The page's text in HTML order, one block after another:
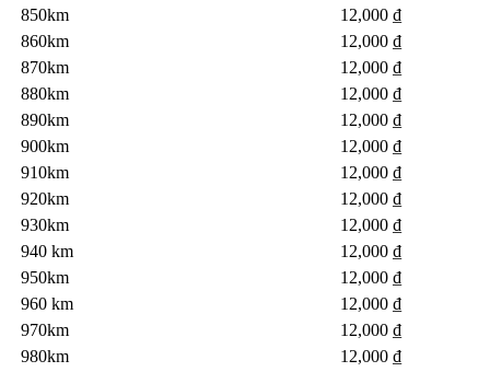
850km
12,000 ₫
860km
12,000 ₫
870km
12,000 ₫
880km
12,000 ₫
890km
12,000 ₫
900km
12,000 ₫
910km
12,000 ₫
920km
12,000 ₫
930km
12,000 ₫
940 km
12,000 ₫
950km
12,000 ₫
960 km
12,000 ₫
970km
12,000 ₫
980km
12,000 ₫